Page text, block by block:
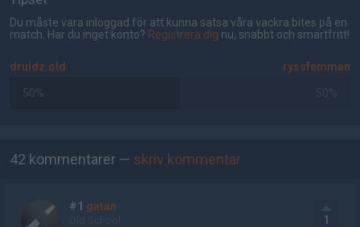
Du måste vara inloggad för att kunna satsa våra vackra bites på en
match. Har du inget konto? Registrera dig nu, snabbt och smärtfritt!
druidz.old ryssfemman
50% 50%
42 kommentarer — skriv kommentar
#1 gatan
1